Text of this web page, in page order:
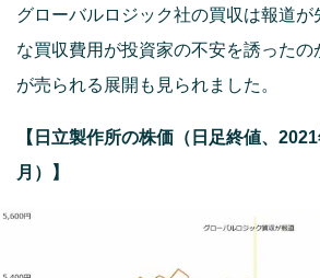
グローバルロジック社の買収は報道
な買収費用が投資家の不安を誘った
が売られる展開も見られました。
【日立製作所の株価（日足終値、
月）】